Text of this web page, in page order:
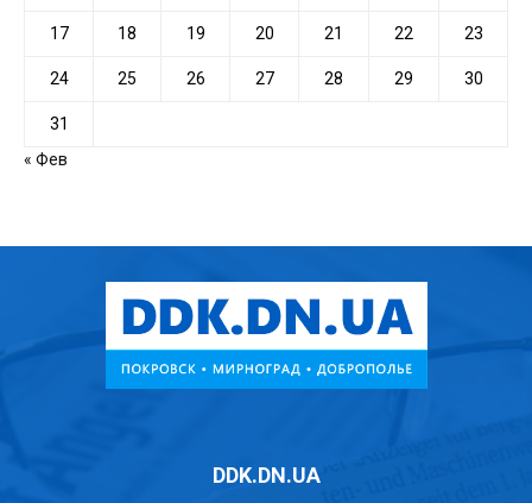
17 18 19 20 21 22 23
24 25 26 27 28 29 30
31
« Фев
DDK.DN.UA